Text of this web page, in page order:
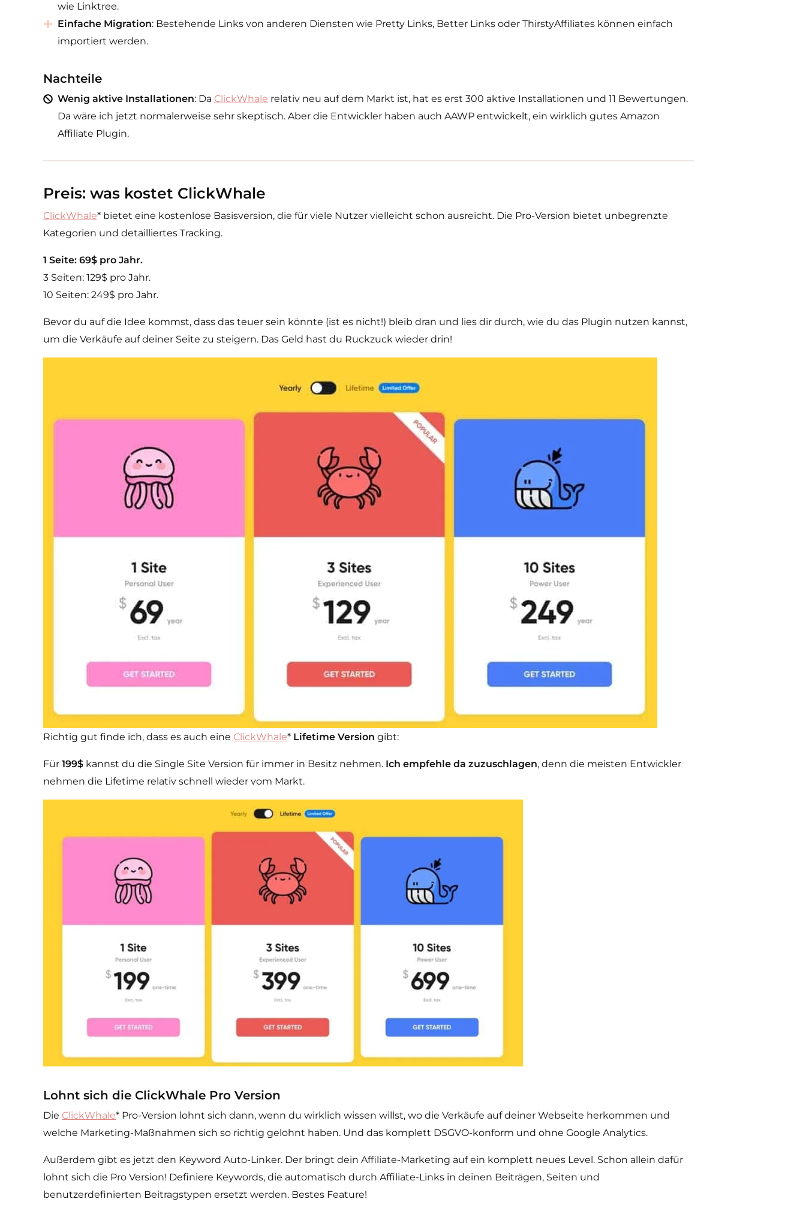
wie Linktree.
Einfache Migration: Bestehende Links von anderen Diensten wie Pretty Links, Better Links oder ThirstyAffiliates können einfach
importiert werden.
Nachteile
Wenig aktive Installationen: Da ClickWhale relativ neu auf dem Markt ist, hat es erst 300 aktive Installationen und 11 Bewertungen.
Da wäre ich jetzt normalerweise sehr skeptisch. Aber die Entwickler haben auch AAWP entwickelt, ein wirklich gutes Amazon
Affiliate Plugin.
Preis: was kostet ClickWhale
ClickWhale* bietet eine kostenlose Basisversion, die für viele Nutzer vielleicht schon ausreicht. Die Pro-Version bietet unbegrenzte
Kategorien und detailliertes Tracking.
1 Seite: 69$ pro Jahr.
3 Seiten: 129$ pro Jahr.
10 Seiten: 249$ pro Jahr.
Bevor du auf die Idee kommst, dass das teuer sein könnte (ist es nicht!) bleib dran und lies dir durch, wie du das Plugin nutzen kannst,
um die Verkäufe auf deiner Seite zu steigern. Das Geld hast du Ruckzuck wieder drin!
Richtig gut finde ich, dass es auch eine ClickWhale* Lifetime Version gibt:
Für 199$ kannst du die Single Site Version für immer in Besitz nehmen. Ich empfehle da zuzuschlagen, denn die meisten Entwickler
nehmen die Lifetime relativ schnell wieder vom Markt.
Lohnt sich die ClickWhale Pro Version
Die ClickWhale* Pro-Version lohnt sich dann, wenn du wirklich wissen willst, wo die Verkäufe auf deiner Webseite herkommen und
welche Marketing-Maßnahmen sich so richtig gelohnt haben. Und das komplett DSGVO-konform und ohne Google Analytics.
Außerdem gibt es jetzt den Keyword Auto-Linker. Der bringt dein Affiliate-Marketing auf ein komplett neues Level. Schon allein dafür
lohnt sich die Pro Version! Definiere Keywords, die automatisch durch Affiliate-Links in deinen Beiträgen, Seiten und
benutzerdefinierten Beitragstypen ersetzt werden. Bestes Feature!